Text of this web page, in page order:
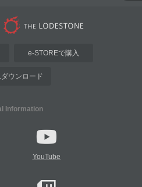
e-STOREで購入
ウンロード
Information
YouTube